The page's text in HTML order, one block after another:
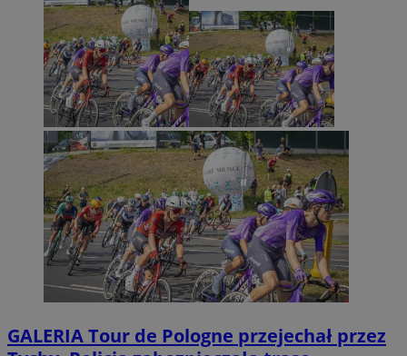
GALERIATour de Pologne przejechał przez